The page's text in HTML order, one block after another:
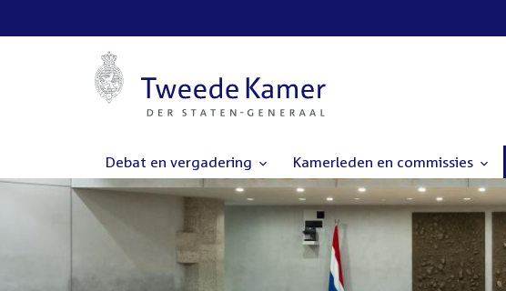
Debat en vergadering Kamerleden en commissies